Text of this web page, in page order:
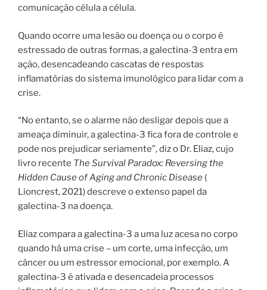
comunicação célula a célula.
Quando ocorre uma lesão ou doença ou o corpo é
estressado de outras formas, a galectina-3 entra em
ação, desencadeando cascatas de respostas
inflamatórias do sistema imunológico para lidar com a
crise.
“No entanto, se o alarme não desligar depois que a
ameaça diminuir, a galectina-3 fica fora de controle e
pode nos prejudicar seriamente”, diz o Dr. Eliaz, cujo
livro recente The Survival Paradox: Reversing the
Hidden Cause of Aging and Chronic Disease (
Lioncrest, 2021) descreve o extenso papel da
galectina-3 na doença.
Eliaz compara a galectina-3 a uma luz acesa no corpo
quando há uma crise – um corte, uma infecção, um
câncer ou um estressor emocional, por exemplo. A
galectina-3 é ativada e desencadeia processos